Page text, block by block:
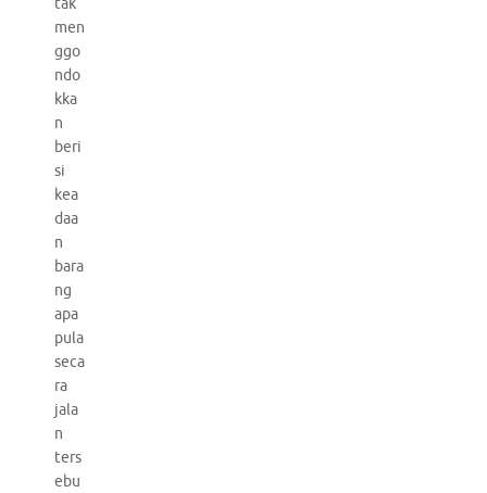
men
ggo
ndo
kka
n
beri
si
kea
daa
n
bara
ng
apa
pula
seca
ra
jala
n
ters
ebu